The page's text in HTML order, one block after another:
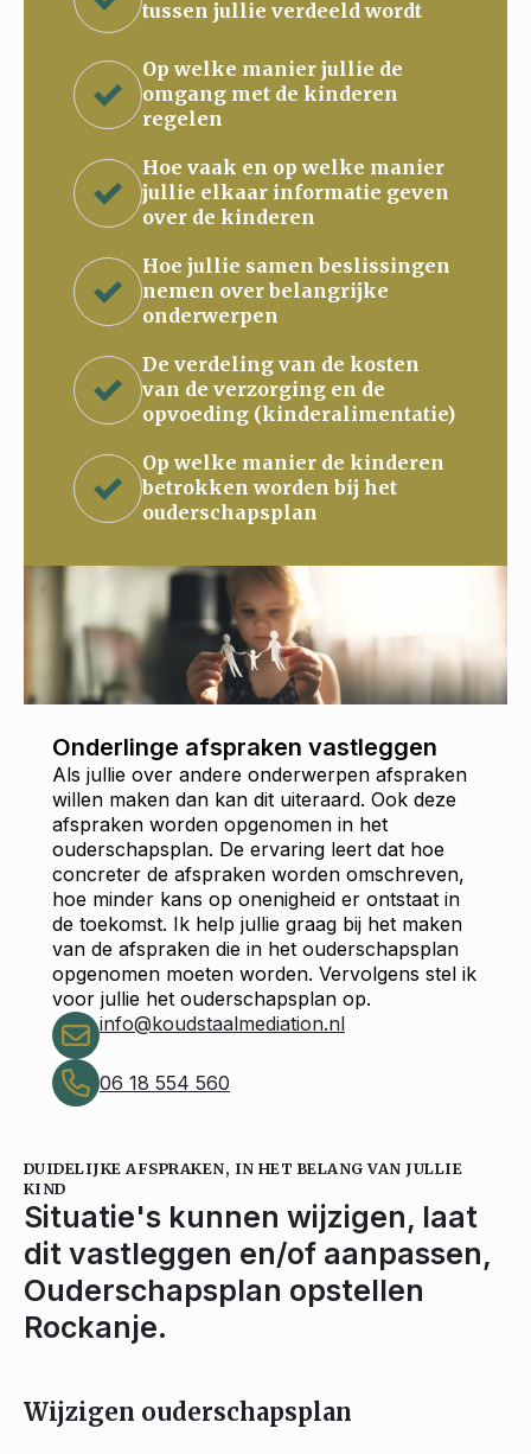
tussen jullie verdeeld wordt
Op welke manier jullie de
omgang met de kinderen
regelen
Hoe vaak en op welke manier
jullie elkaar informatie geven
over de kinderen
Hoe jullie samen beslissingen
nemen over belangrijke
onderwerpen
De verdeling van de kosten
van de verzorging en de
opvoeding (kinderalimentatie)
Op welke manier de kinderen
betrokken worden bij het
ouderschapsplan
Onderlinge afspraken vastleggen
Als jullie over andere onderwerpen afspraken
willen maken dan kan dit uiteraard. Ook deze
afspraken worden opgenomen in het
ouderschapsplan. De ervaring leert dat hoe
concreter de afspraken worden omschreven,
hoe minder kans op onenigheid er ontstaat in
de toekomst. Ik help jullie graag bij het maken
van de afspraken die in het ouderschapsplan
opgenomen moeten worden. Vervolgens stel ik
voor jullie het ouderschapsplan op.
info@koudstaalmediation.nl
06 18 554 560
DUIDELIJKE AFSPRAKEN, IN HET BELANG VAN JULLIE
KIND
Situatie's kunnen wijzigen, laat
dit vastleggen en/of aanpassen,
Ouderschapsplan opstellen
Rockanje.
Wijzigen ouderschapsplan